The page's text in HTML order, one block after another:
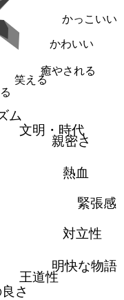
かっこいい
かわいい
癒やされる
笑える
ム
文明・時代
親密さ
熱血
緊張感
対立性
明快な物語
王道性
さ